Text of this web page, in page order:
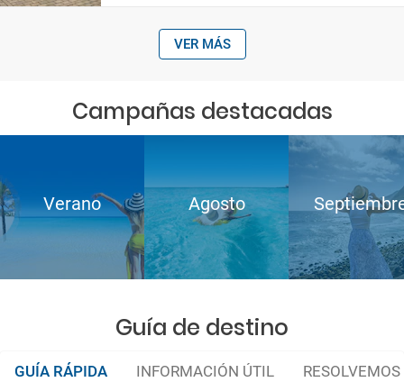
VER MÁS
Campañas destacadas
Verano Agosto
Guía de destino
GUÍA RÁPIDA INFORMACIÓN ÚTIL